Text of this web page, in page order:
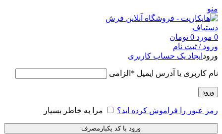
منو
0 مورد 0 تومان
ورود / ثبت نام
ورود ایجاد یک حساب کاربری
نام کاربری یا آدرس ایمیل * الزامی
ورود
رمز عبور را فراموش کرده اید؟ مرا به خاطر بسپار
ورود با کد یکبارمصرف